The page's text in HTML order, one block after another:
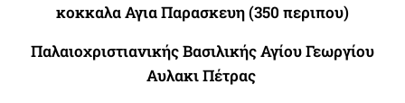
κοκκαλα Αγια Παρασκευη(350 περιπου)
Παλαιοχριστιανικής Βασιλικής Αγίου Γεωργίου
Αυλακι Πέτρας